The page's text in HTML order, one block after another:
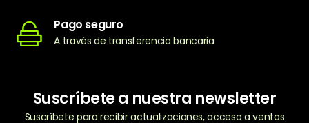
Pago seguro
A través de transferencia bancaria
Suscríbete a nuestra newsletter
Suscríbete para recibir actualizaciones, acceso a ventas